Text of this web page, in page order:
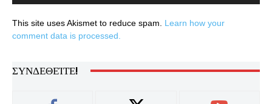
This site uses Akismet to reduce spam. Learn how your
comment data is processed.
ΣΥΝΔΕΘΕΊΤΕ!